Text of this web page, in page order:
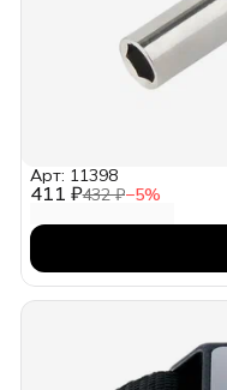
411 ₽432 ₽−5%
Арт: 11398